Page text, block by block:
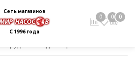
Сеть магазинов
С 1996 года
0 0 0